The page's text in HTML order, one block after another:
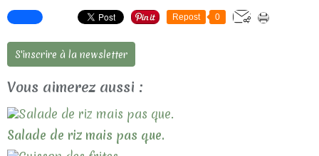
Repost 0
S'inscrire à la newsletter
Vous aimerez aussi :
Salade de riz mais pas que.